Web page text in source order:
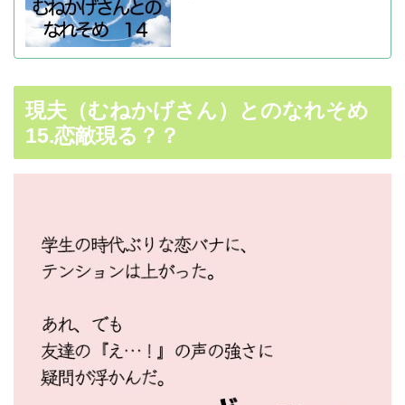
現夫（むねかげさん）とのなれそめ
15.恋敵現る？？